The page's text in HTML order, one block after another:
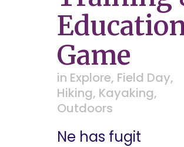
Game
in Explore, Field Day,
Hiking, Kayaking,
Outdoors
Ne has fugit